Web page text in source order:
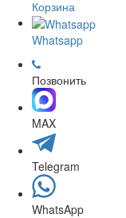
Корзина
Whatsapp
Позвонить
MAX
Telegram
WhatsApp